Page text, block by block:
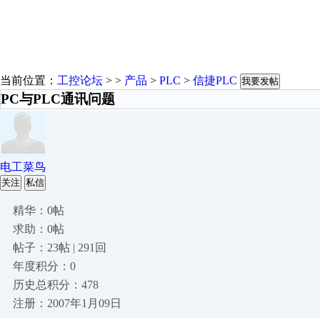
当前位置： 工控论坛 > > 产品 > PLC > 信捷PLC 我要发帖
PC与PLC通讯问题
电工菜鸟
关注 私信
精华：0帖
求助：0帖
帖子：23帖 | 291回
年度积分：0
历史总积分：478
注册：2007年1月09日